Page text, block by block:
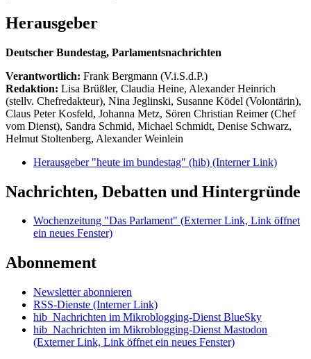
Herausgeber
Deutscher Bundestag, Parlamentsnachrichten
Verantwortlich: Frank Bergmann (V.i.S.d.P.)
Redaktion: Lisa Brüßler, Claudia Heine, Alexander Heinrich
(stellv. Chefredakteur), Nina Jeglinski, Susanne Ködel (Volontärin),
Claus Peter Kosfeld, Johanna Metz, Sören Christian Reimer (Chef
vom Dienst), Sandra Schmid, Michael Schmidt, Denise Schwarz,
Helmut Stoltenberg, Alexander Weinlein
Herausgeber "heute im bundestag" (hib) (Interner Link)
Nachrichten, Debatten und Hintergründe
Wochenzeitung "Das Parlament" (Externer Link, Link öffnet
ein neues Fenster)
Abonnement
Newsletter abonnieren
RSS-Dienste (Interner Link)
hib_Nachrichten im Mikroblogging-Dienst BlueSky
hib_Nachrichten im Mikroblogging-Dienst Mastodon
(Externer Link, Link öffnet ein neues Fenster)